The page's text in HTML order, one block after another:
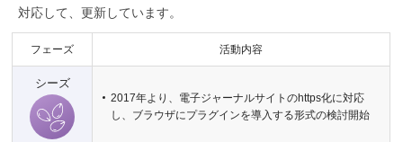
対応して、更新しています。
フェーズ 活動内容
シーズ
2017年より、電子ジャーナルサイトのhttps化に対応
し、ブラウザにプラグインを導入する形式の検討開始